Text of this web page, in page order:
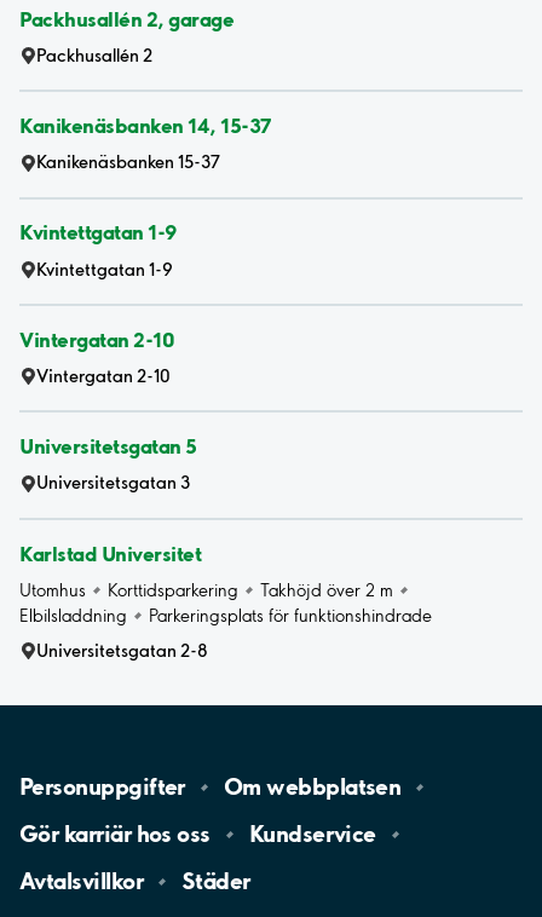
Packhusallén 2, garage
Packhusallén 2
Kanikenäsbanken 14, 15-37
Kanikenäsbanken 15-37
Kvintettgatan 1-9
Kvintettgatan 1-9
Vintergatan 2-10
Vintergatan 2-10
Universitetsgatan 5
Universitetsgatan 3
Karlstad Universitet
Utomhus Korttidsparkering
Takhöjd över 2 m
Elbilsladdning
Parkeringsplats för funktionshindrade
Universitetsgatan 2-8
Personuppgifter Omwebbplatsen
Gör karriär hososs
Kundservice
Avtalsvillkor
Städer